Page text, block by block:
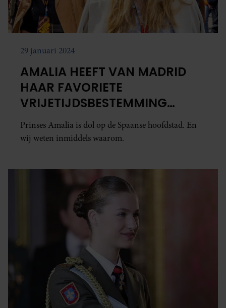
29 januari 2024
AMALIA HEEFT VAN MADRID
HAAR FAVORIETE
VRIJETIJDSBESTEMMING
GEMAAKT
Prinses Amalia is dol op de Spaanse hoofdstad. En
wij weten inmiddels waarom.